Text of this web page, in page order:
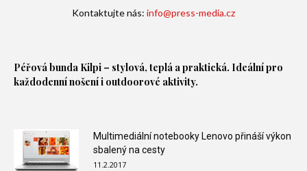
Kontaktujte nás: info@press-media.cz
Péřová bunda Kilpi – stylová, teplá a praktická. Ideální pro
každodenní nošení i outdoorové aktivity.
Multimediální notebooky Lenovo přináší výkon
sbalený na cesty
11.2.2017